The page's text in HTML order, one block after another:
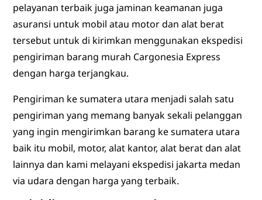
pelayanan terbaik juga jaminan keamanan juga
asuransi untuk mobil atau motor dan alat berat
tersebut untuk di kirimkan menggunakan ekspedisi
pengiriman barang murah Cargonesia Express
dengan harga terjangkau.
Pengiriman ke sumatera utara menjadi salah satu
pengiriman yang memang banyak sekali pelanggan
yang ingin mengirimkan barang ke sumatera utara
baik itu mobil, motor, alat kantor, alat berat dan alat
lainnya dan kami melayani ekspedisi jakarta medan
via udara dengan harga yang terbaik.